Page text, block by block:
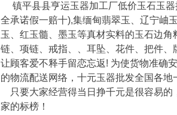
镇平县县亨运玉器加工厂低价玉石玉器
全承诺假一赔十),集缅甸翡翠玉、辽宁岫
玉、红玉髓、墨玉等真材实料的玉石边
链、项链、戒指、、耳坠、花件、把件
让顾客爱不释手留恋忘返! 为使货物准确
的物流配送网络，十元玉器批发全国各地
只要大家经营得当日挣千元是很容易的
家的标榜！